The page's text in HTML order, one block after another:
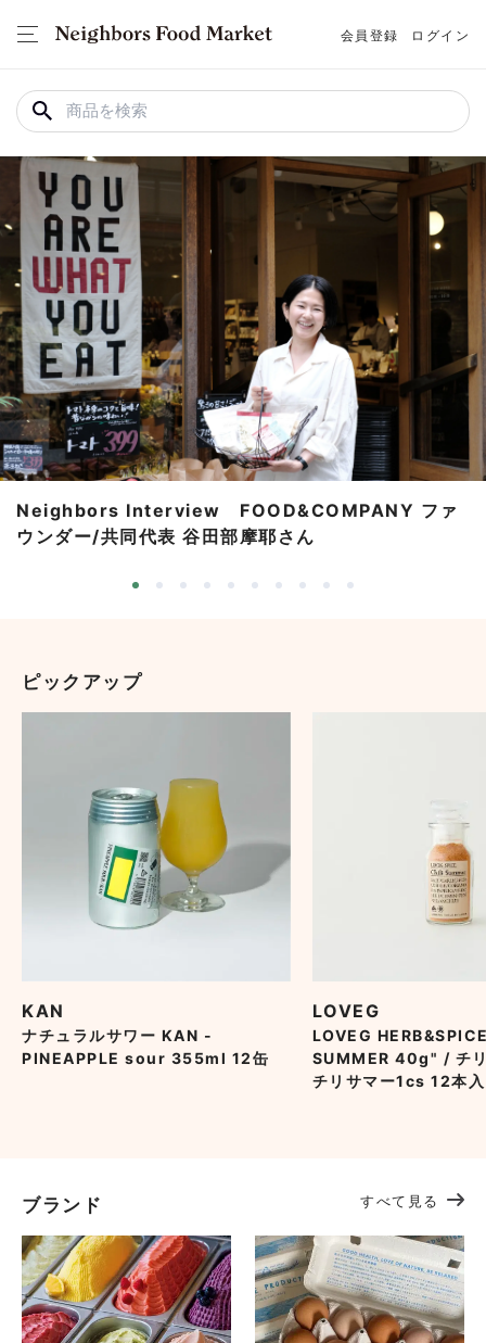
会員登録 ログイン
Neighbors Interview FOOD&COMPANY ファ
ウンダー/共同代表 谷田部摩耶さん
ピックアップ
KAN
ナチュラルサワー KAN -
PINEAPPLE sour 355ml 12缶
LOVEG
LOVEG
SUMMER 40g" / チ
チリサマー1cs 12本
ブランド すべて見る